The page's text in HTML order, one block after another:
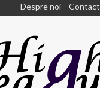
Despre noi Contact